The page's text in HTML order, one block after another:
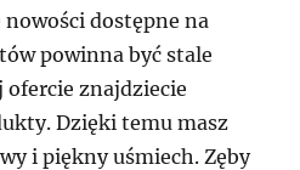
dostępne na
powinna być stale
ofercie znajdziecie
Dzięki temu masz
i piękny uśmiech. Zęby